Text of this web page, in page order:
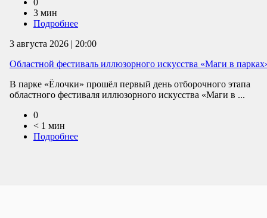
0
3 мин
Подробнее
3 августа 2026 | 20:00
Областной фестиваль иллюзорного искусства «Маги в
В парке «Ёлочки» прошёл первый день отборочного этапа
областного фестиваля иллюзорного искусства «Маги в ...
0
< 1 мин
Подробнее